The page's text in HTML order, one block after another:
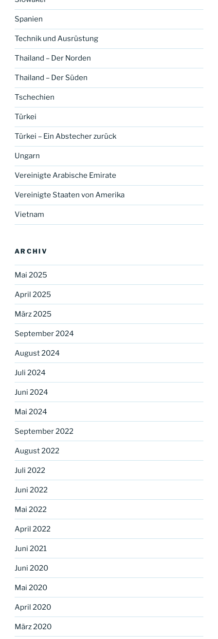
Spanien
Technik und Ausrüstung
Thailand – Der Norden
Thailand – Der Süden
Tschechien
Türkei
Türkei – Ein Abstecher zurück
Ungarn
Vereinigte Arabische Emirate
Vereinigte Staaten von Amerika
Vietnam
ARCHIV
Mai 2025
April 2025
März 2025
September 2024
August 2024
Juli 2024
Juni 2024
Mai 2024
September 2022
August 2022
Juli 2022
Juni 2022
Mai 2022
April 2022
Juni 2021
Juni 2020
Mai 2020
April 2020
März 2020